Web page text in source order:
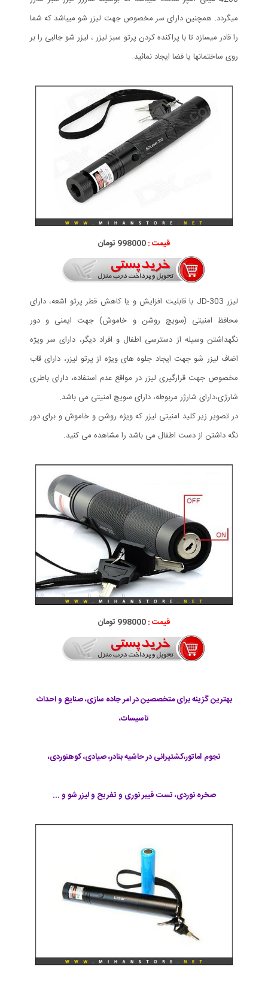
میگردد. همچنین دارای سر مخصوص جهت لیزر شو میباشد که شما
را قادر میسازد تا با پراکنده کردن پرتو سبز لیزر ، لیزر شو جالبی را بر
روی ساختمانها یا فضا ایجاد نمائید.
قیمت :998000 تومان
لیزر JD-303 با قابلیت افزایش و یا کاهش قطر پرتو اشعه، دارای
محافظ امنیتی (سویچ روشن و خاموش) جهت ایمنی و دور
نگهداشتن وسیله از دسترسی اطفال و افراد دیگر، دارای سر ویژه
اضاف لیزر شو جهت ایجاد جلوه های ویژه از پرتو لیزر، دارای قاب
مخصوص جهت قرارگیری لیزر در مواقع عدم استفاده، دارای باطری
شارژی،دارای شارژر مربوطه، دارای سویچ امنیتی می باشد.
در تصویر زیر کلید امنیتی لیزر که ویژه روشن و خاموش و برای دور
نگه داشتن از دست اطفال می باشد را مشاهده می کنید.
قیمت :998000 تومان
بهترین گزینه برای متخصصین در امر جاده سازی، صنایع و احداث
تاسیسات،
نجوم آماتور،کشتیرانی در حاشیه بنادر، صیادی، کوهنوردی،
صخره نوردی، تست فیبر نوری و تفریح و لیزر شو و ...